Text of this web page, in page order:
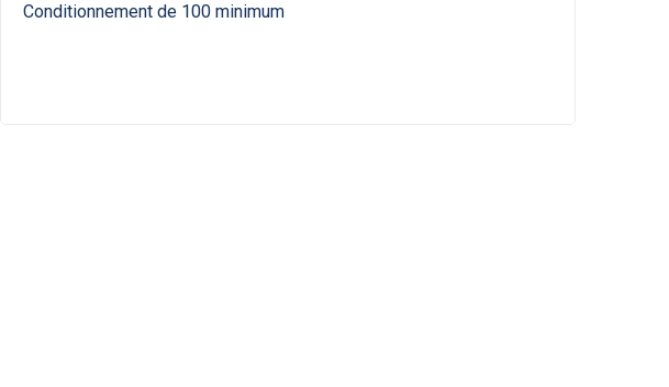
Conditionnement de 100 minimum